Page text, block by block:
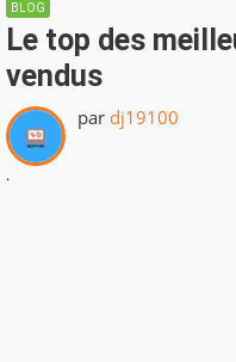
BLOG
Le top des
vendus
par dj19100
.